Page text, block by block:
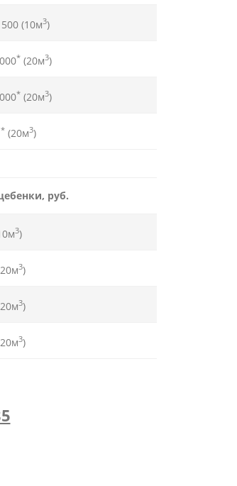
(10м3)
* (20м3)
* (20м3)
* (20м3)
руб.
3)
3)
3)
3)